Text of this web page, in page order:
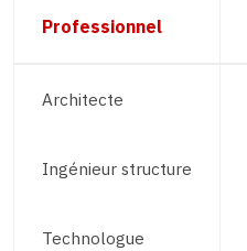
Professionnel
Architecte
Ingénieur structure
Technologue